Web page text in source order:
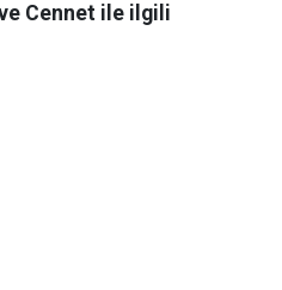
Cennet ile ilgili